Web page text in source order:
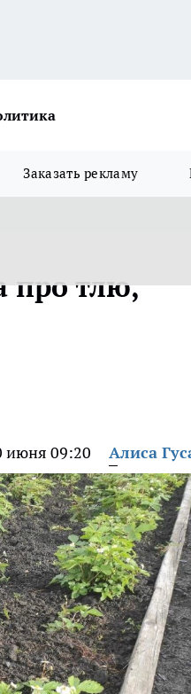
Заказать рекламу
про тлю,
июня 09:20 Алиса